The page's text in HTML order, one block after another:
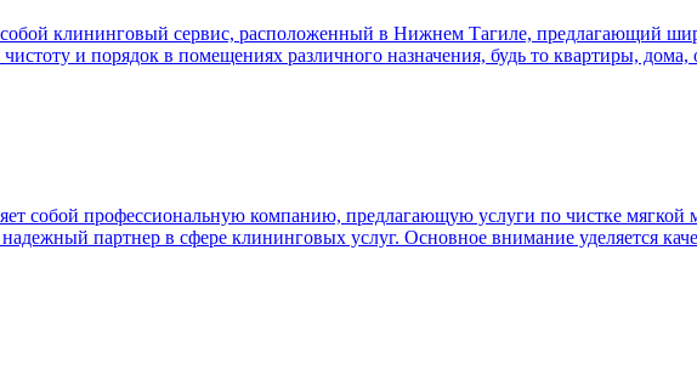
клининговый сервис, расположенный в Нижнем Тагиле, предлагающий
и порядок в помещениях различного назначения, будь то квартиры,
собой профессиональную компанию, предлагающую услуги по чистке мягкой
партнер в сфере клининговых услуг. Основное внимание уделяется